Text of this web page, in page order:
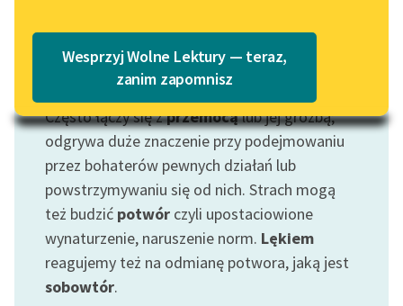
Lektury szkolne i klasyka
literatury do słuchania dla
uczennic i uczniów z
niepełnosprawnościami
E-kolekcja lektur
szkolnych i literatury do
słuchania dla uczennic i
uczniów z
niepełnosprawnościami
Katalog w formacie PDF
Wesprzyj Wolne Lektury — teraz,
zanim zapomnisz
Motyw: Strach
Często łączy się zprzemocąlub jej groźbą;
odgrywa duże znaczenie przy podejmowaniu
przez bohaterów pewnych działań lub
powstrzymywaniu się od nich. Strach mogą
też budzić potwór czyli upostaciowione
wynaturzenie, naruszenie norm. Lękiem
reagujemy też na odmianę potwora, jaką jest
sobowtór.